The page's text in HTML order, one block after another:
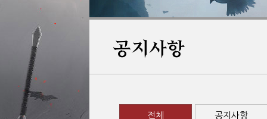
공지사항
전체 공지사항